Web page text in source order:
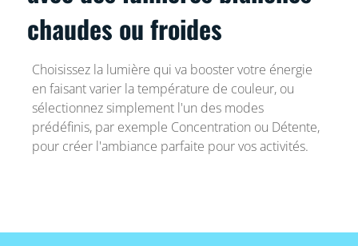
chaudes ou froides
Choisissez la lumière qui va booster votre énergie
en faisant varier la température de couleur, ou
sélectionnez simplement l'un des modes
prédéfinis, par exemple Concentration ou Détente,
pour créer l'ambiance parfaite pour vos activités.